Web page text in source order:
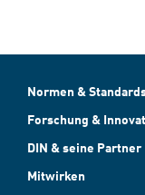
Normen &
Forschung &
DIN & seine Partner
Mitwirken